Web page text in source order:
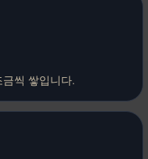
씩 쌓입니다.